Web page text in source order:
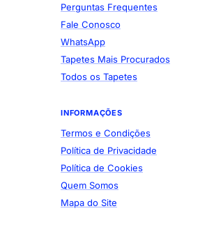
Perguntas Frequentes
Fale Conosco
WhatsApp
Tapetes Mais Procurados
Todos os Tapetes
INFORMAÇÕES
Termos e Condições
Política de Privacidade
Política de Cookies
Quem Somos
Mapa do Site